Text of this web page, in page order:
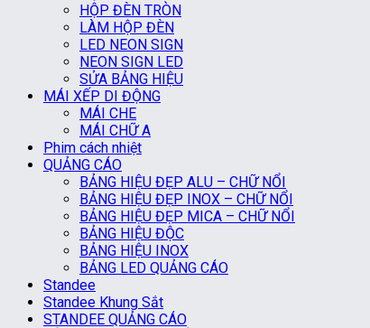
HỘP ĐÈN TRÒN
LÀM HỘP ĐÈN
LED NEON SIGN
NEON SIGN LED
SỬA BẢNG HIỆU
MÁI XẾP DI ĐỘNG
MÁI CHE
MÁI CHỮ A
Phim cách nhiệt
QUẢNG CÁO
BẢNG HIỆU ĐẸP ALU – CHỮ NỔI
BẢNG HIỆU ĐẸP INOX – CHỮ NỔI
BẢNG HIỆU ĐẸP MICA – CHỮ NỔI
BẢNG HIỆU ĐỘC
BẢNG HIỆU INOX
BẢNG LED QUẢNG CÁO
Standee
Standee Khung Sắt
STANDEE QUẢNG CÁO